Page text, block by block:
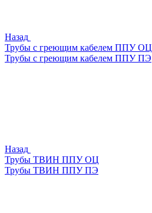
Назад
Трубы с греющим кабелем ППУ ОЦ
Трубы с греющим кабелем ППУ ПЭ
Назад
Трубы ТВИН ППУ ОЦ
Трубы ТВИН ППУ ПЭ